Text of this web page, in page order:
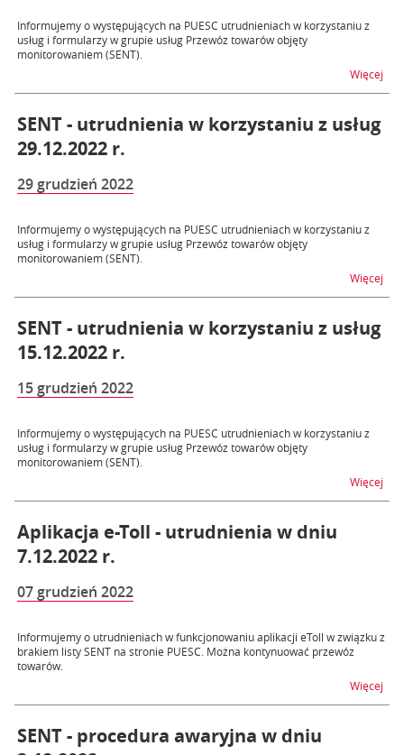
Informujemy o występujących na PUESC utrudnieniach w korzystaniu z
usług i formularzy w grupie usług Przewóz towarów objęty
monitorowaniem (SENT).
Więcej
SENT - utrudnienia w korzystaniu z usług
29.12.2022 r.
29 grudzień 2022
Informujemy o występujących na PUESC utrudnieniach w korzystaniu z
usług i formularzy w grupie usług Przewóz towarów objęty
monitorowaniem (SENT).
Więcej
SENT - utrudnienia w korzystaniu z usług
15.12.2022 r.
15 grudzień 2022
Informujemy o występujących na PUESC utrudnieniach w korzystaniu z
usług i formularzy w grupie usług Przewóz towarów objęty
monitorowaniem (SENT).
Więcej
Aplikacja e-Toll - utrudnienia w dniu
7.12.2022 r.
07 grudzień 2022
Informujemy o utrudnieniach w funkcjonowaniu aplikacji eToll w związku z
brakiem listy SENT na stronie PUESC. Można kontynuować przewóz
towarów.
Więcej
SENT - procedura awaryjna w dniu